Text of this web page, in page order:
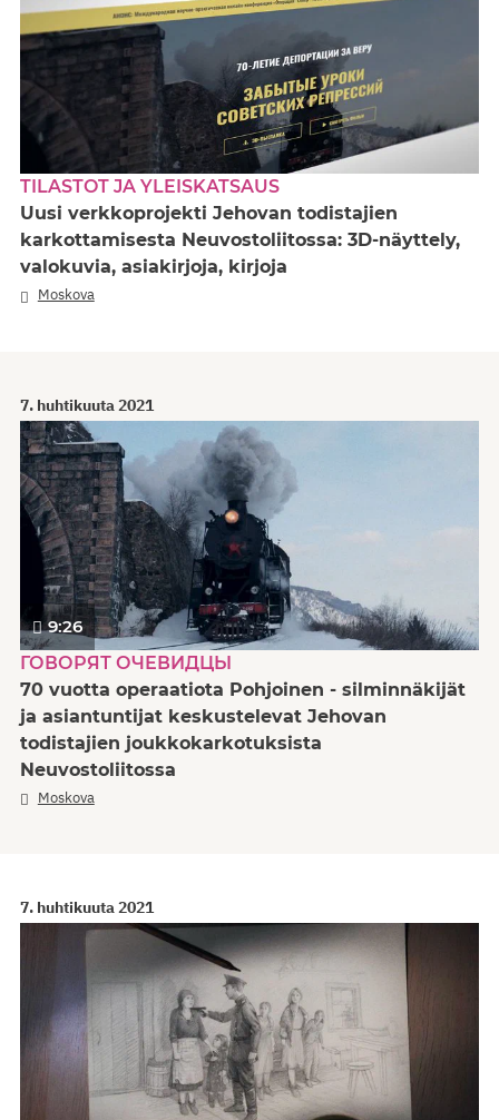
TILASTOT JA YLEISKATSAUS
Uusi verkkoprojekti Jehovan todistajien
karkottamisesta Neuvostoliitossa: 3D-näyttely,
valokuvia, asiakirjoja, kirjoja
Moskova
7. huhtikuuta 2021
9:26
ГОВОРЯТ ОЧЕВИДЦЫ
70 vuotta operaatiota Pohjoinen - silminnäkijät
ja asiantuntijat keskustelevat Jehovan
todistajien joukkokarkotuksista
Neuvostoliitossa
Moskova
7. huhtikuuta 2021